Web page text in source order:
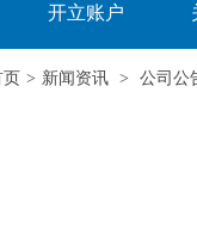
开立账户
页 > 新闻资讯 > 公司公